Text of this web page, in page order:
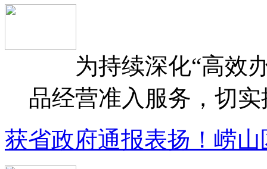
为持续深化“高效办
品经营准入服务，切
获省政府通报表扬！崂